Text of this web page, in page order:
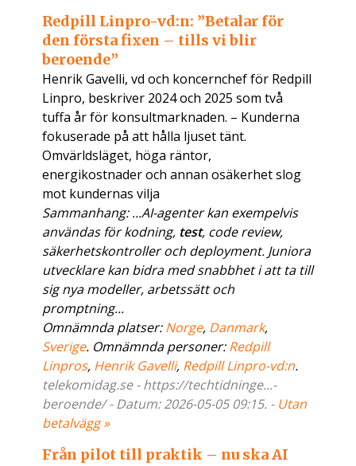
Redpill Linpro-vd:n: ”Betalar för
den första fixen – tills vi blir
beroende”
Henrik Gavelli, vd och koncernchef för Redpill
Linpro, beskriver 2024 och 2025 som två
tuffa år för konsultmarknaden. – Kunderna
fokuserade på att hålla ljuset tänt.
Omvärldsläget, höga räntor,
energikostnader och annan osäkerhet slog
mot kundernas vilja
Sammanhang: ...AI-agenter kan exempelvis
användas för kodning, test, code review,
säkerhetskontroller och deployment. Juniora
utvecklare kan bidra med snabbhet i att ta till
sig nya modeller, arbetssätt och
promptning...
Omnämnda platser:Norge, Danmark,
Sverige. Omnämnda personer:Redpill
Linpros, Henrik Gavelli, Redpill Linpro-vd:n.
telekomidag.se - https://techtidninge...-
beroende/ - Datum: 2026-05-05 09:15. - Utan
betalvägg »
Från pilot till praktik – nu ska AI